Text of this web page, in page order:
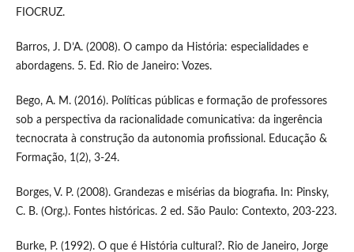
FIOCRUZ.
Barros, J. D’A. (2008). O campo da História: especialidades e
abordagens. 5. Ed. Rio de Janeiro: Vozes.
Bego, A. M. (2016). Políticas públicas e formação de professores
sob a perspectiva da racionalidade comunicativa: da ingerência
tecnocrata à construção da autonomia profissional. Educação &
Formação, 1(2), 3-24.
Borges, V. P. (2008). Grandezas e misérias da biografia. In: Pinsky,
C. B. (Org.). Fontes históricas. 2 ed. São Paulo: Contexto, 203-223.
Burke, P. (1992). O que é História cultural?. Rio de Janeiro, Jorge